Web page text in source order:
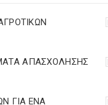
ΑΠΑΣΧΟΛΗΣΗΣ
ΓΙΑ ΕΝΑ